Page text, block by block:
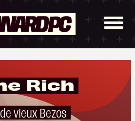
Rich
vieux Bezos